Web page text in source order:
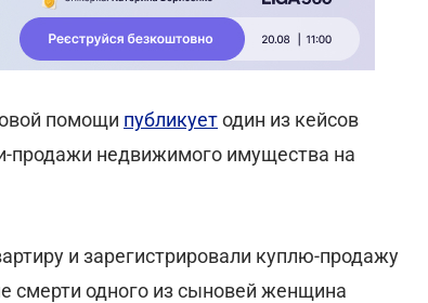
помощи публикуетодин из кейсов
продажи недвижимого имущества на
и зарегистрировали куплю-продажу
смерти одного из сыновей женщина